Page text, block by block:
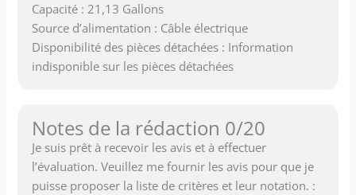
Capacité : 21,13 Gallons
Source d’alimentation : Câble électrique
Disponibilité des pièces détachées : Information
indisponible sur les pièces détachées
Notes de la rédaction 0/20
Je suis prêt à recevoir les avis et à effectuer
l’évaluation. Veuillez me fournir les avis pour que je
puisse proposer la liste de critères et leur notation. :